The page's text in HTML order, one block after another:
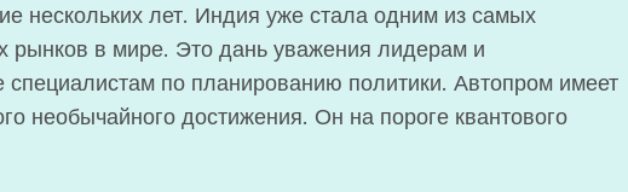
нескольких лет. Индия уже стала одним из самых
рынков в мире. Это дань уважения лидерам и
специалистам по планированию политики. Автопром имеет
необычайного достижения. Он на пороге квантового